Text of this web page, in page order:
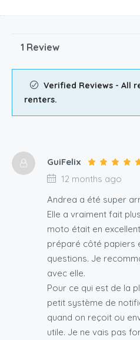
1 Review
Verified Reviews - All
renters.
GuiFelix
12 months ago
Andrea a été super
Elle a vraiment fait
moto était en
préparé côté papiers
questions. Je
avec elle.
Pour ce qui est de la
petit système de
quand on reçoit ou
utile. Je ne vais pas